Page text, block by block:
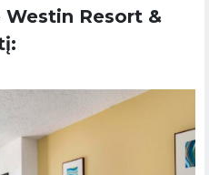
Westin Resort &